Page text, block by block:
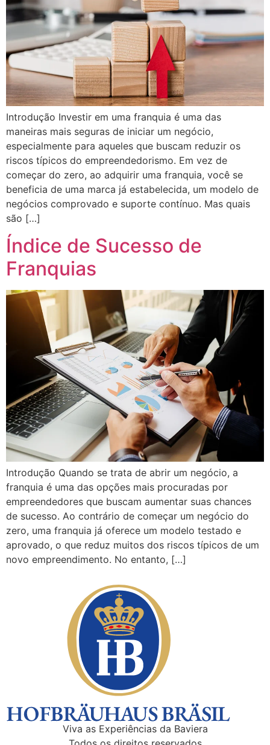
Introdução Investir em uma franquia é uma das
maneiras mais seguras de iniciar um negócio,
especialmente para aqueles que buscam reduzir os
riscos típicos do empreendedorismo. Em vez de
começar do zero, ao adquirir uma franquia, você se
beneficia de uma marca já estabelecida, um modelo de
negócios comprovado e suporte contínuo. Mas quais
são […]
Índice de Sucesso de
Franquias
Introdução Quando se trata de abrir um negócio, a
franquia é uma das opções mais procuradas por
empreendedores que buscam aumentar suas chances
de sucesso. Ao contrário de começar um negócio do
zero, uma franquia já oferece um modelo testado e
aprovado, o que reduz muitos dos riscos típicos de um
novo empreendimento. No entanto, […]
Viva as Experiências da Baviera